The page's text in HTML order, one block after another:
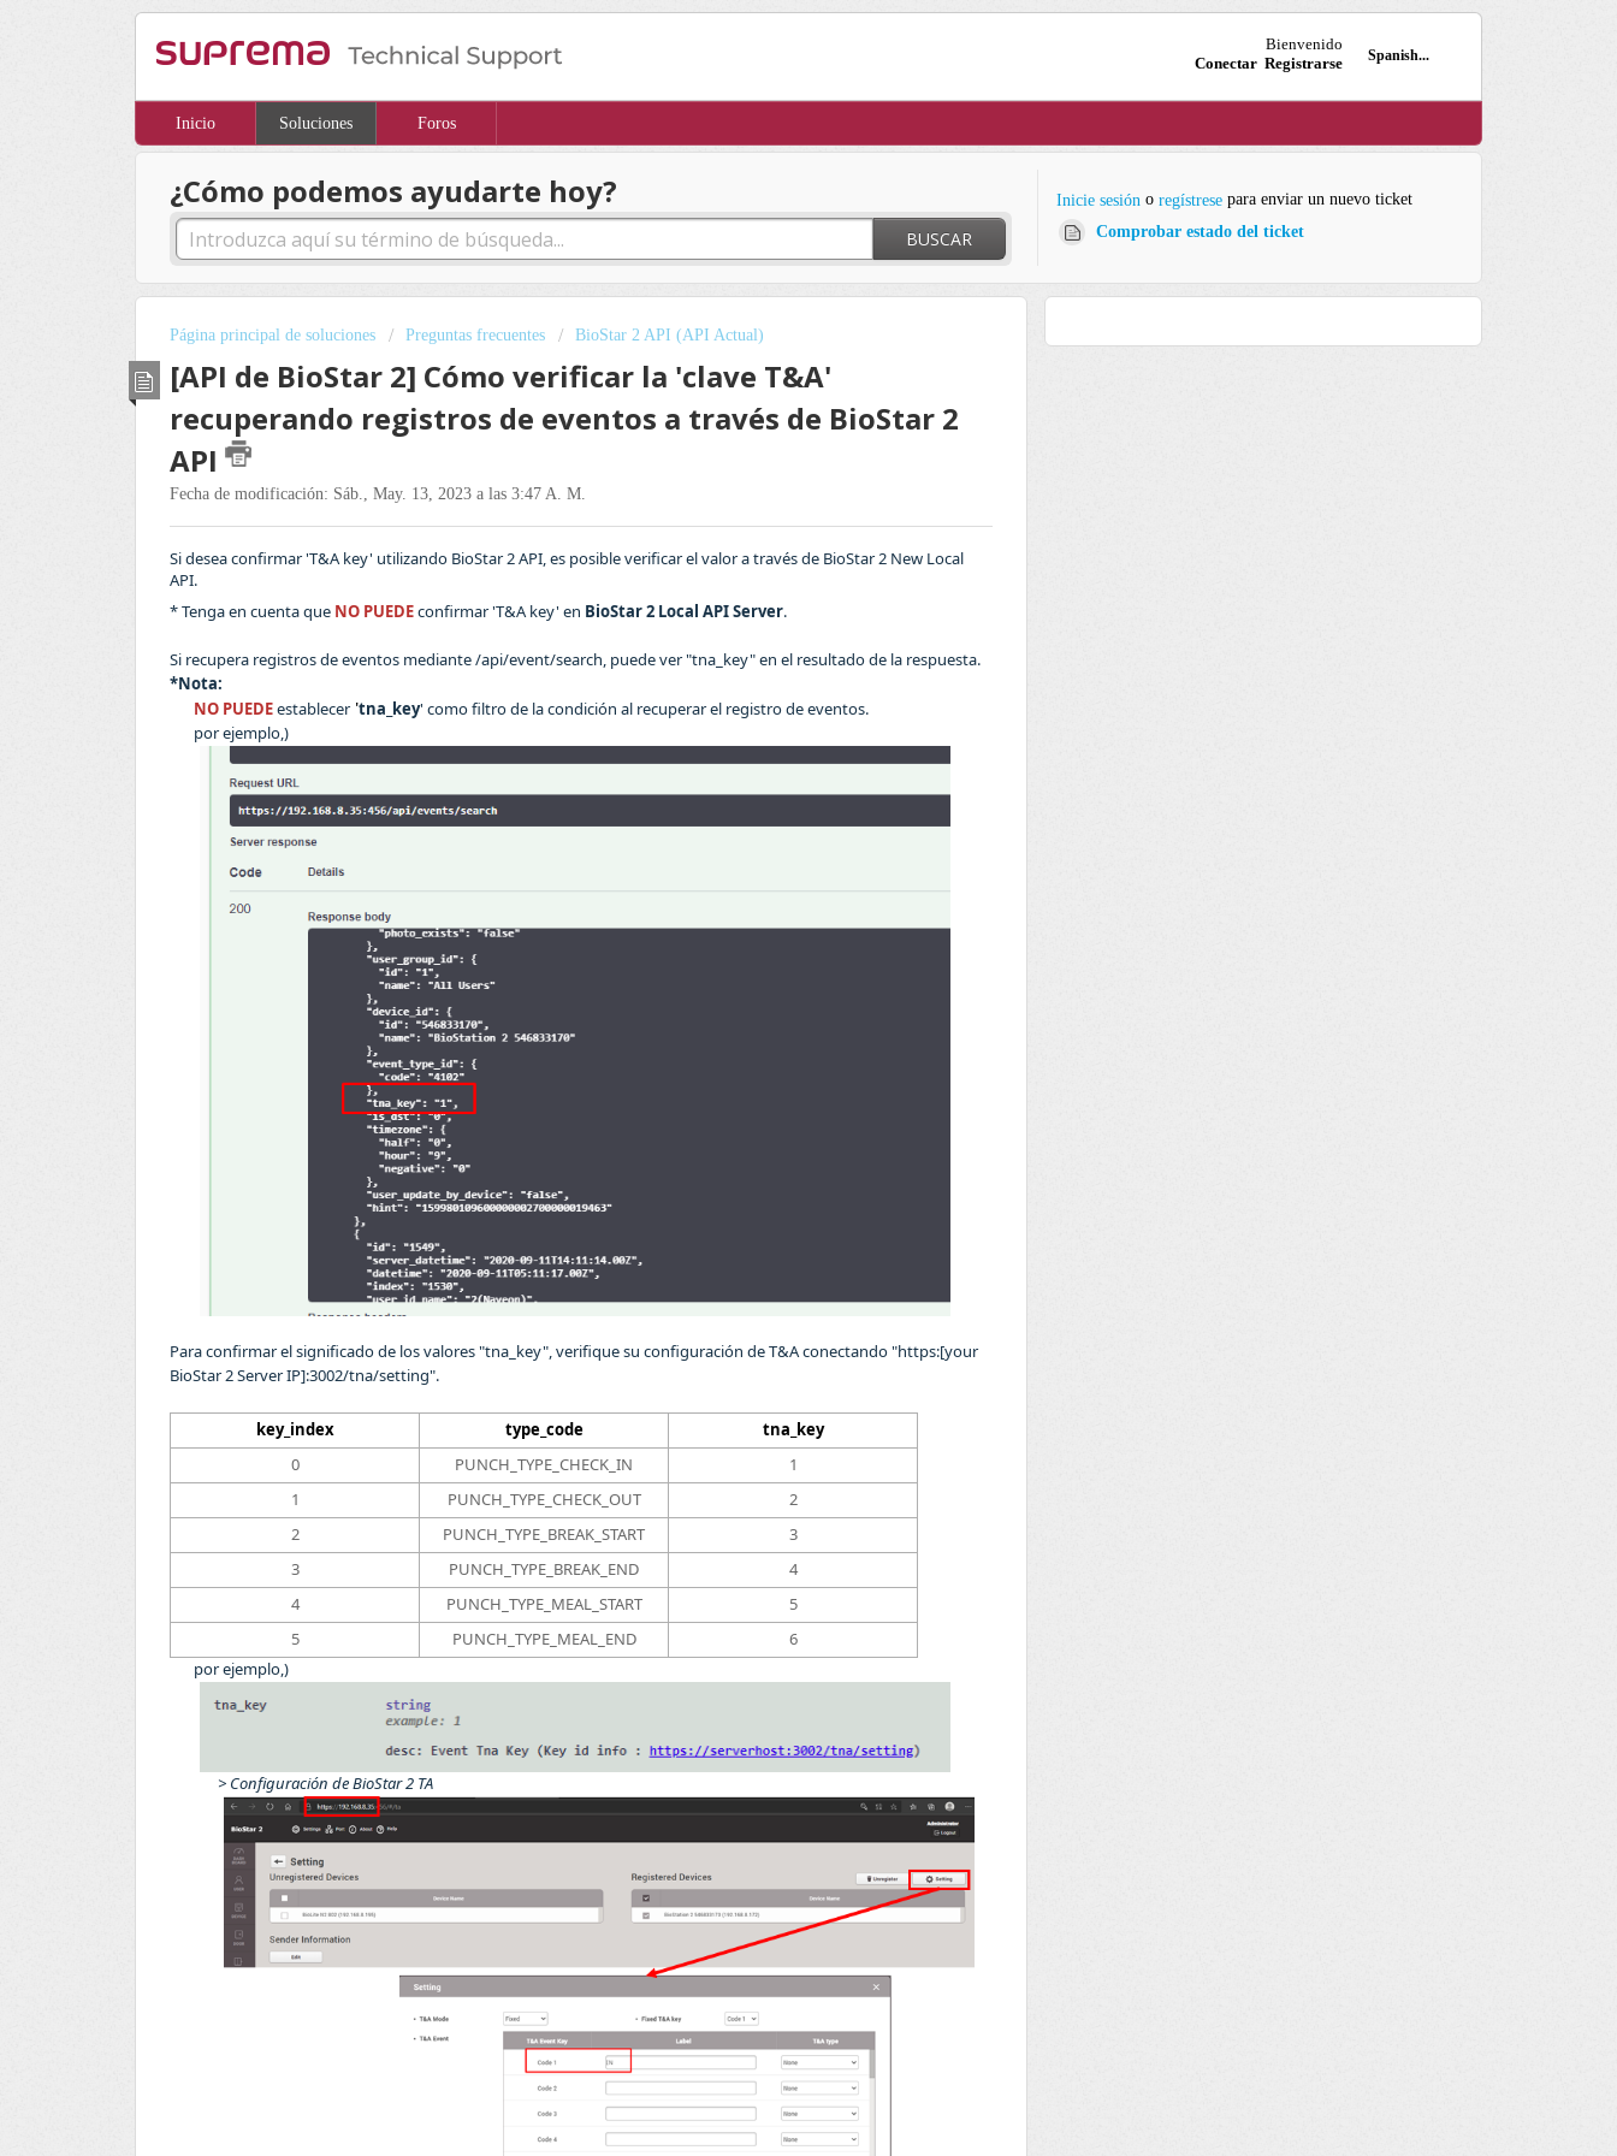
Spanish...
Bienvenido
Conectar Registrarse
Inicio Soluciones Foros
¿Cómo podemos ayudarte hoy?
BUSCAR
Inicie sesión o regístresepara enviar un nuevo ticket
Comprobar estado del ticket
Página principal de soluciones Preguntas frecuentes BioStar 2 API (API Actual)
[API de BioStar 2] Cómo verificar la 'clave T&A'
recuperando registros de eventos a través de BioStar 2
API
Fecha de modificación: Sáb., May. 13, 2023 a las 3:47 A. M.
Si desea confirmar 'T&A key' utilizando BioStar 2 API, es posible verificar el valor a través de BioStar 2 New Local
API.
* Tenga en cuenta que NO PUEDEconfirmar 'T&A key' en BioStar 2 Local API Server.
Si recupera registros de eventos mediante /api/event/search, puede ver "tna_key" en el resultado de la respuesta.
*Nota:
NO PUEDEestablecer 'tna_key' como filtro de la condición al recuperar el registro de eventos.
por ejemplo,)
Para confirmar el significado de los valores "tna_key", verifique su configuración de T&A conectando "https:[your
BioStar 2 Server IP]:3002/tna/setting".
key_index type_code
tna_key
0
PUNCH_TYPE_CHECK_IN
1
1
PUNCH_TYPE_CHECK_OUT
2
2
PUNCH_TYPE_BREAK_START
3
3
PUNCH_TYPE_BREAK_END
4
4
PUNCH_TYPE_MEAL_START
5
5
PUNCH_TYPE_MEAL_END
6
por ejemplo,)
> Configuración de BioStar 2 TA